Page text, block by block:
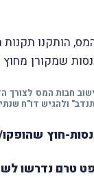
הותקנו תקנות
שמקורן
חבות המס
ולהגיש דו"ח שנתי
נצמחו בשנת 2020 לא
טרם נדרשו